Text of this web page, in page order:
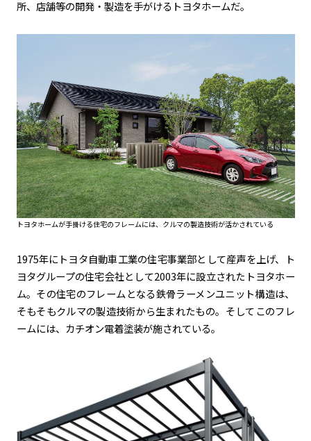
所、店舗等の開発・製造を手がけるトヨタホームだ。
トヨタホームが手掛ける住宅のフレームには、クルマの製造技術が活かされている
1975年にトヨタ自動車工業の住宅事業部として産声を上げ、ト
ヨタグループの住宅会社として2003年に設立されたトヨタホー
ム。その住宅のフレームとなる鉄骨ラーメンユニット構造は、
そもそもクルマの製造技術から生まれたもの。そしてこのフレ
ームには、カチオン電着塗装が施されている。